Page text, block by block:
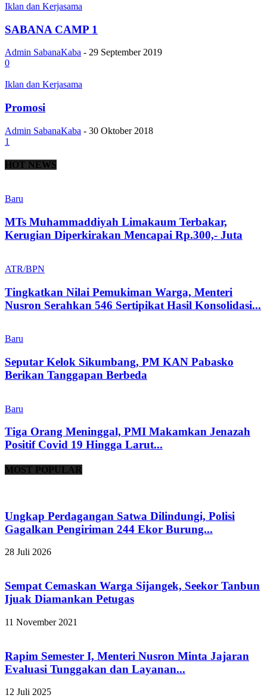
Iklan dan Kerjasama
SABANA CAMP 1
Admin SabanaKaba - 29 September 2019
0
Iklan dan Kerjasama
Promosi
Admin SabanaKaba - 30 Oktober 2018
1
HOT NEWS
Baru
MTs Muhammaddiyah Limakaum Terbakar,
Kerugian Diperkirakan Mencapai Rp.300,- Juta
ATR/BPN
Tingkatkan Nilai Pemukiman Warga, Menteri
Nusron Serahkan 546 Sertipikat Hasil Konsolidasi...
Baru
Seputar Kelok Sikumbang, PM KAN Pabasko
Berikan Tanggapan Berbeda
Baru
Tiga Orang Meninggal, PMI Makamkan Jenazah
Positif Covid 19 Hingga Larut...
MOST POPULAR
Ungkap Perdagangan Satwa Dilindungi, Polisi
Gagalkan Pengiriman 244 Ekor Burung...
28 Juli 2026
Sempat Cemaskan Warga Sijangek, Seekor Tanbun
Ijuak Diamankan Petugas
11 November 2021
Rapim Semester I, Menteri Nusron Minta Jajaran
Evaluasi Tunggakan dan Layanan...
12 Juli 2025